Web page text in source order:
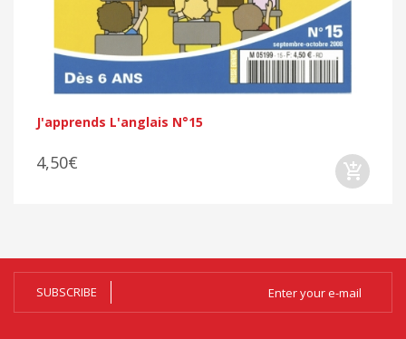
J'apprends L'anglais N°15
4,50€
SUBSCRIBE